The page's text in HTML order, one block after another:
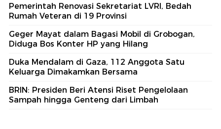
Pemerintah Renovasi Sekretariat LVRI, Bedah
Rumah Veteran di 19 Provinsi
Geger Mayat dalam Bagasi Mobil di Grobogan,
Diduga Bos Konter HP yang Hilang
Duka Mendalam di Gaza, 112 Anggota Satu
Keluarga Dimakamkan Bersama
BRIN: Presiden Beri Atensi Riset Pengelolaan
Sampah hingga Genteng dari Limbah